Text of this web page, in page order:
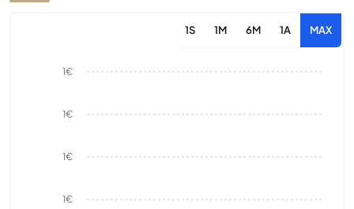
1S 1M 6M 1A MAX
1€
1€
1€
1€